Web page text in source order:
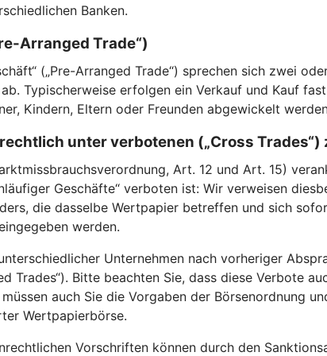
Banken.
Arranged Trade“)
(„Pre-Arranged Trade“) sprechen sich zwei
Typischerweise erfolgen ein Verkauf und Kauf
Kindern, Eltern oder Freunden abgewickelt
unter verbotenen („Cross Trades“)
Art. 12 und Art. 15)
Geschäfte“ verboten ist: Wir verweisen
die dasselbe Wertpapier betreffen und sich
werden.
Unternehmen nach vorheriger
Trades“). Bitte beachten Sie, dass diese Verbote
auch Sie die Vorgaben der Börsenordnung
Wertpapierbörse.
Vorschriften können durch den